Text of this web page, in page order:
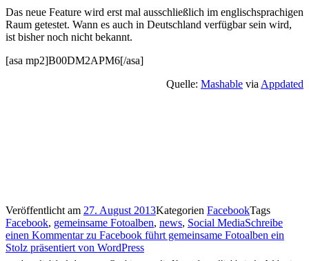
Das neue Feature wird erst mal ausschließlich im englischsprachigen
Raum getestet. Wann es auch in Deutschland verfügbar sein wird,
ist bisher noch nicht bekannt.
[asa mp2]B00DM2APM6[/asa]
Quelle: Mashable via Appdated
Veröffentlicht am 27. August 2013Kategorien FacebookTags
Facebook, gemeinsame Fotoalben, news, Social MediaSchreibe
einen Kommentarzu Facebook führt gemeinsame Fotoalben ein
Stolz präsentiert von WordPress